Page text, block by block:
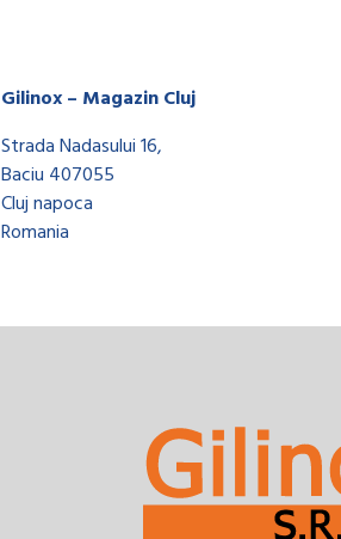
Gilinox – Magazin Cluj
Strada Nadasului 16,
Baciu 407055
Cluj napoca
Romania